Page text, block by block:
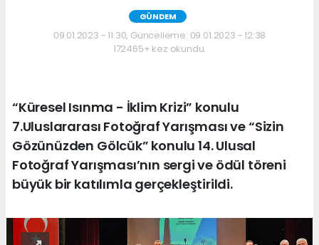
GÜNDEM
09.01.2023 - 11:30, Güncelleme: 09.01.2023 - 12:38
172465+ kez okundu.
“Küresel Isınma - İklim Krizi” konulu
7.Uluslararası Fotoğraf Yarışması ve “Sizin
Gözünüzden Gölcük” konulu 14. Ulusal
Fotoğraf Yarışması’nın sergi ve ödül töreni
büyük bir katılımla gerçekleştirildi.